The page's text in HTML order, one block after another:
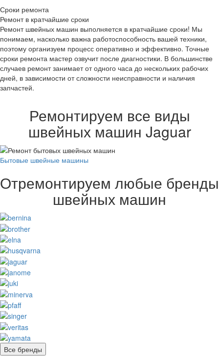
Сроки ремонта
Ремонт в кратчайшие сроки
Ремонт швейных машин выполняется в кратчайшие сроки! Мы
понимаем, насколько важна работоспособность вашей техники,
поэтому организуем процесс оперативно и эффективно. Точные
сроки ремонта мастер озвучит после диагностики. В большинстве
случаев ремонт занимает от одного часа до нескольких рабочих
дней, в зависимости от сложности неисправности и наличия
запчастей.
Ремонтируем все виды
швейных машин Jaguar
Бытовые швейные машины
Отремонтируем любые бренды
швейных машин
Все бренды